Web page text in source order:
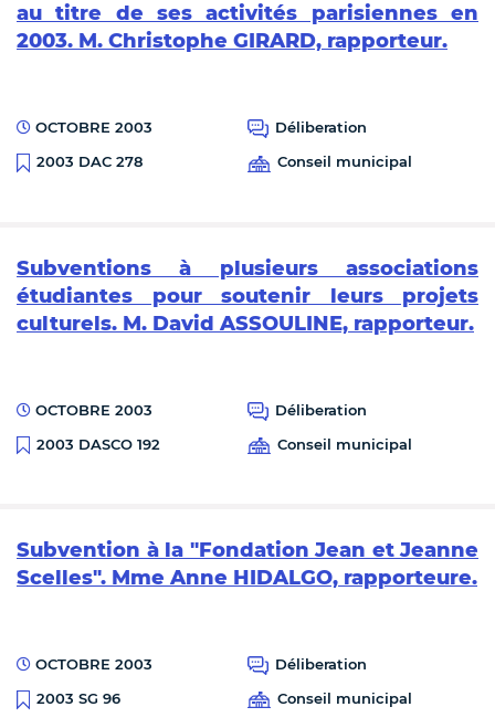
au titre de ses activités parisiennes en
2003. M. Christophe GIRARD, rapporteur.
OCTOBRE 2003
Déliberation
2003 DAC 278
Conseil municipal
Subventions à plusieurs associations
étudiantes pour soutenir leurs projets
culturels. M. David ASSOULINE, rapporteur.
OCTOBRE 2003
Déliberation
2003 DASCO 192
Conseil municipal
Subvention à la "Fondation Jean et Jeanne
Scelles". Mme Anne HIDALGO, rapporteure.
OCTOBRE 2003
Déliberation
2003 SG 96
Conseil municipal